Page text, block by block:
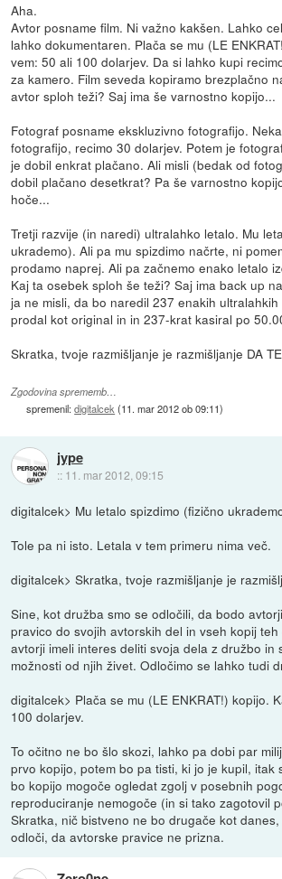
Aha.
Avtor posname film. Ni važno kakšen. Lahko
lahko dokumentaren. Plača se mu (LE
vem: 50 ali 100 dolarjev. Da si lahko kupi
za kamero. Film seveda kopiramo brezplačno
avtor sploh teži? Saj ima še varnostno kopijo...
Fotograf posname ekskluzivno fotografijo.
fotografijo, recimo 30 dolarjev. Potem je
je dobil enkrat plačano. Ali misli (bedak od
dobil plačano desetkrat? Pa še varnostno
hoče...
Tretji razvije (in naredi) ultralahko letalo. Mu
ukrademo). Ali pa mu spizdimo načrte, ni
prodamo naprej. Ali pa začnemo enako letalo
Kaj ta osebek sploh še teži? Saj ima back up
ja ne misli, da bo naredil 237 enakih
prodal kot original in in 237-krat kasiral po
Skratka, tvoje razmišljanje je razmišljanje DA
Zgodovina sprememb…
spremenil:digitalcek (11. mar 2012 ob 09:11)
jype
:: 11. mar 2012, 09:15
digitalcek> Mu letalo spizdimo (fizično
Tole pa ni isto. Letala v tem primeru nima več.
digitalcek> Skratka, tvoje razmišljanje je
Sine, kot družba smo se odločili, da bodo
pravico do svojih avtorskih del in vseh kopij
avtorji imeli interes deliti svoja dela z družbo in
možnosti od njih živet. Odločimo se lahko tudi
digitalcek> Plača se mu (LE ENKRAT!) kopijo.
100 dolarjev.
To očitno ne bo šlo skozi, lahko pa dobi par
prvo kopijo, potem bo pa tisti, ki jo je kupil, itak
bo kopijo mogoče ogledat zgolj v posebnih
reproduciranje nemogoče (in si tako zagotovil
Skratka, nič bistveno ne bo drugače kot
odloči, da avtorske pravice ne prizna.